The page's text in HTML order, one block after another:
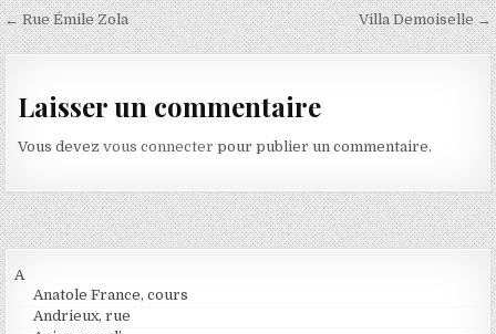
Navigation de l’article Villa Demoiselle →
← Rue Émile Zola
Laisser un commentaire
Vous devezvous connecter pour publier un commentaire.
A
Anatole France, cours
Andrieux, rue